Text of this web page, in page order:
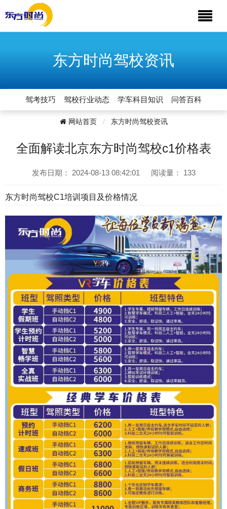
东方时尚驾校资讯
驾考技巧 驾校行业动态 学车科目知识 问答百科
网站首页 东方时尚驾校资讯
全面解读北京东方时尚驾校c1价格表
发布日期： 2024-08-13 08:42:01 阅读量： 133
东方时尚驾校C1培训项目及价格情况